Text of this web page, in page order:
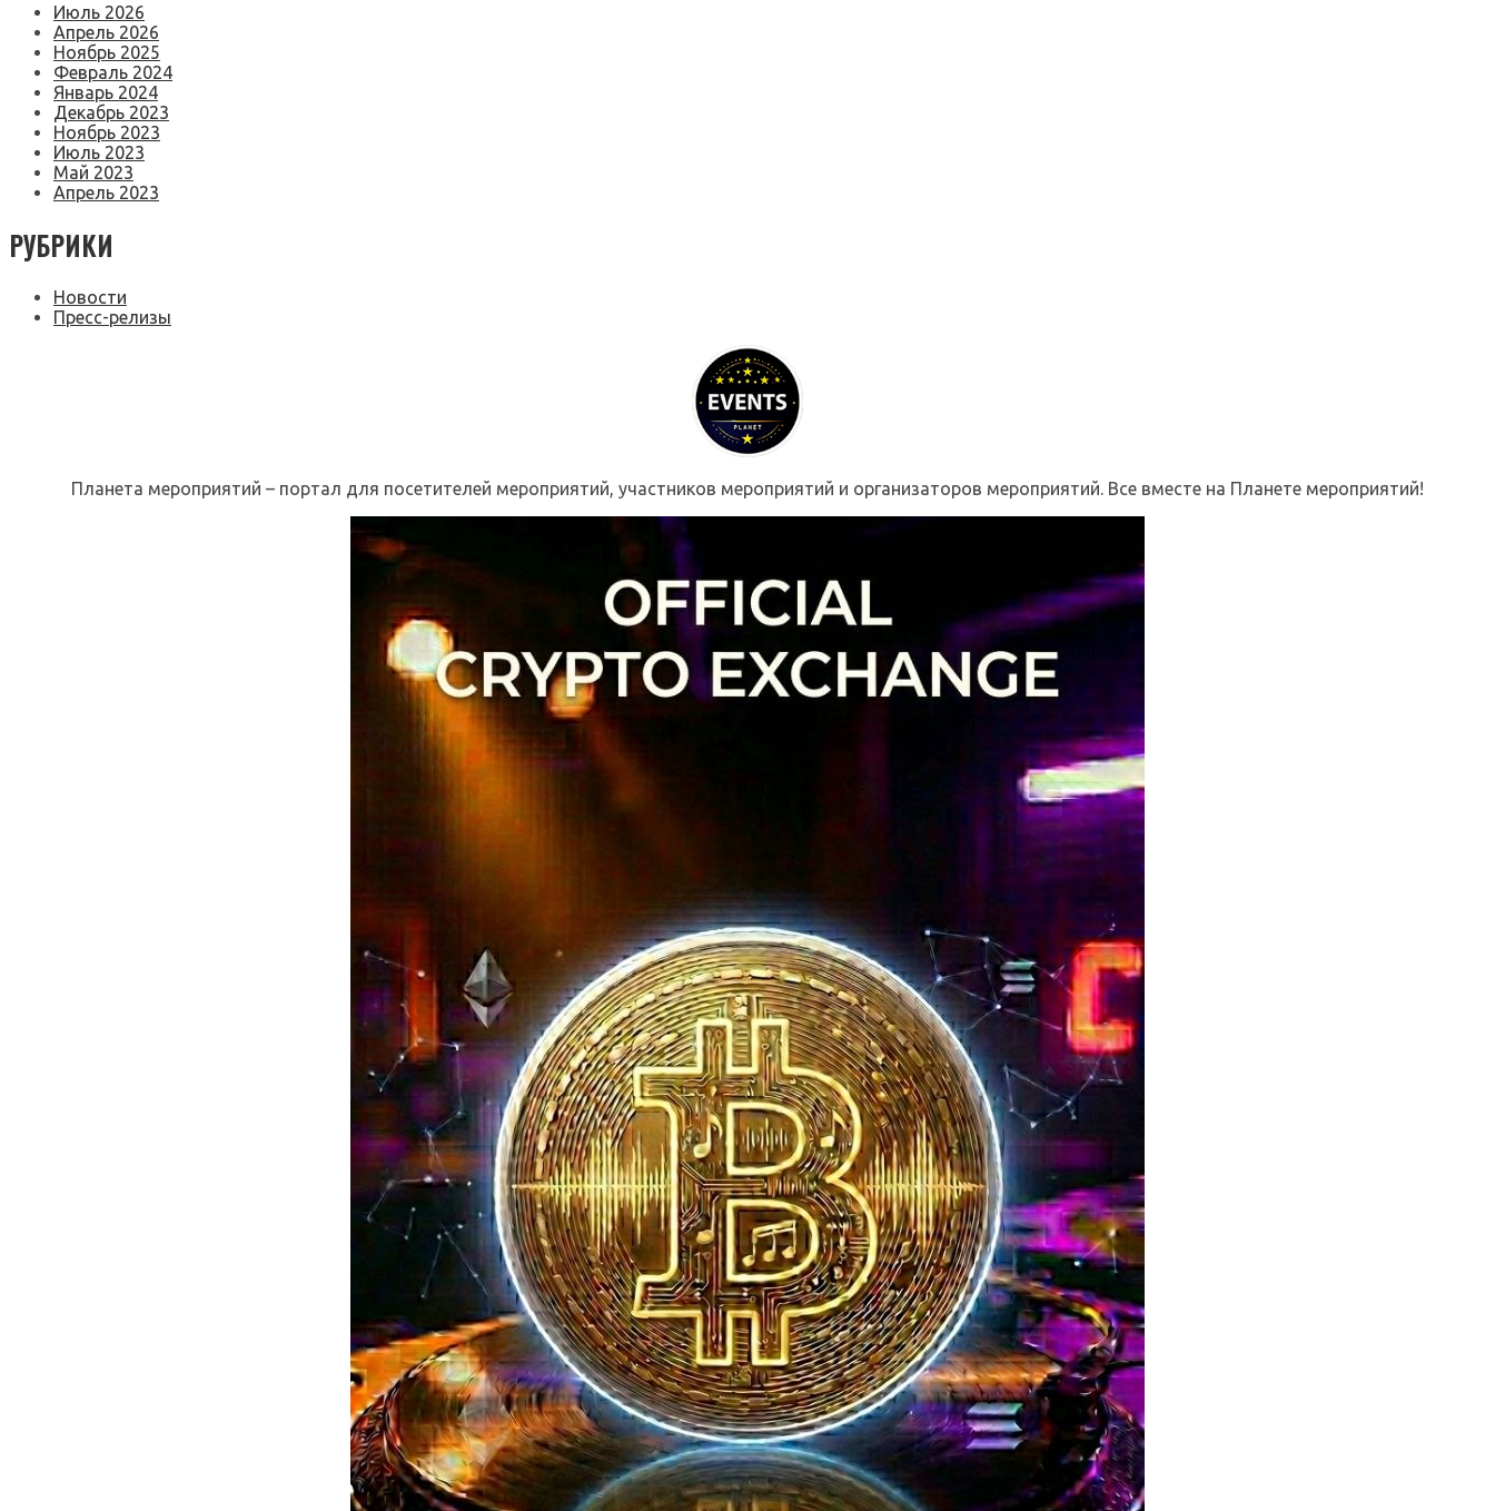
Июль 2026
Апрель 2026
Ноябрь 2025
Февраль 2024
Январь 2024
Декабрь 2023
Ноябрь 2023
Июль 2023
Май 2023
Апрель 2023
РУБРИКИ
Новости
Пресс-релизы
Планета мероприятий – портал для посетителей мероприятий, участников мероприятий и организаторов мероприятий. Все вместе на Планете мероприятий!